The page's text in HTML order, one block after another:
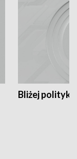
Bliżej polityki